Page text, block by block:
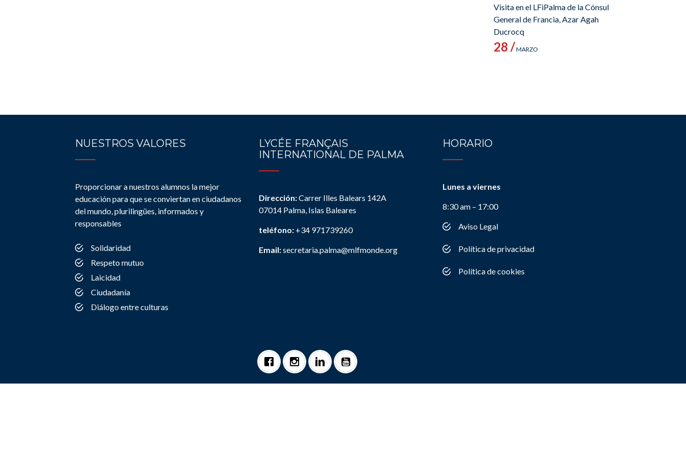
Visita en el LFiPalma de la Cónsul
General de Francia, Azar Agah
Ducrocq
28 /MARZO
NUESTROS VALORES
Proporcionar a nuestros alumnos la mejor
educación para que se conviertan en ciudadanos
del mundo, plurilingües, informados y
responsables
Solidaridad
Respeto mutuo
Laicidad
Ciudadanía
Diálogo entre culturas
LYCÉE FRANÇAIS
INTERNATIONAL DE PALMA
Dirección:Carrer Illes Balears 142A
07014 Palma, Islas Baleares
teléfono: +34 971739260
Email:secretaria.palma@mlfmonde.org
HORARIO
Lunes a viernes
8:30 am – 17:00
Aviso Legal
Política de privacidad
Política de cookies